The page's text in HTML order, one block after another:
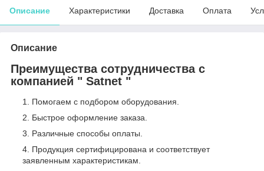
Описание Характеристики Доставка Оплата
Описание
Преимущества сотрудничества с
компанией " Satnet "
Помогаем с подбором оборудования.
Быстрое оформление заказа.
Различные способы оплаты.
Продукция сертифицирована и соответствует
заявленным характеристикам.